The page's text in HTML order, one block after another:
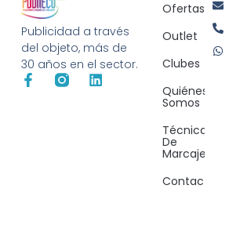
Publicidad a través
del objeto, más de
30 años en el sector.
Ofertas
Outlet
Clubes
Quiénes
Somos
Técnicas
De
Marcaje
Contacto